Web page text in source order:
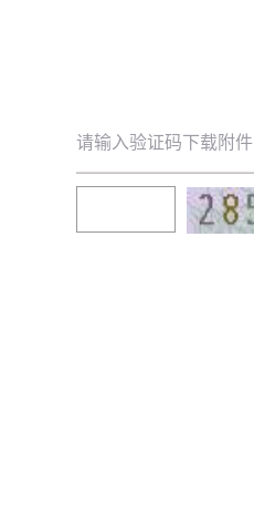
请输入验证码下载附件